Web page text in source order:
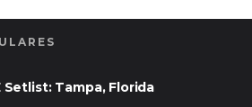
Setlist: Tampa, Florida